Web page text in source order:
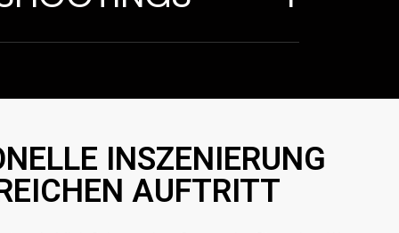
INSZENIERUNG
AUFTRITT